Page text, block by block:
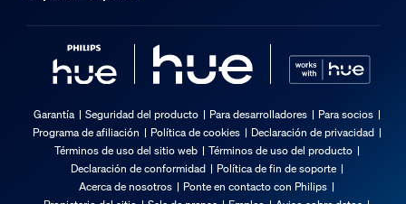
Garantía Seguridad del producto Para desarrolladores
Para socios
Programa de afiliación
Política de cookies
Declaración de privacidad
Términos de uso del sitio web
Términos de uso del producto
Declaración de conformidad
Política de fin de soporte
Acerca de nosotros
Ponte en contacto con Philips